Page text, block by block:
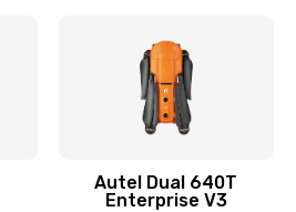
Autel Dual 640T
Enterprise V3